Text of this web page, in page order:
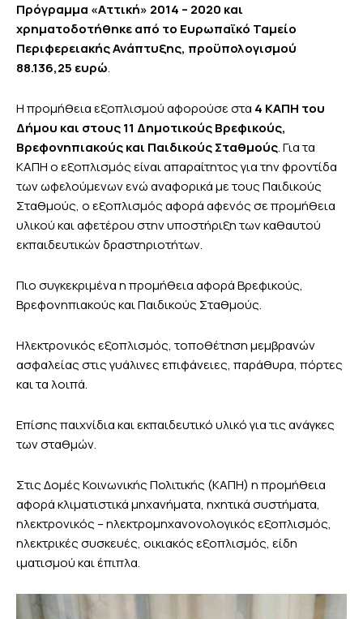
Πρόγραμμα «Αττική» 2014 – 2020 και
χρηματοδοτήθηκε από το Ευρωπαϊκό Ταμείο
Περιφερειακής Ανάπτυξης, προϋπολογισμού
88.136,25 ευρώ.
Η προμήθεια εξοπλισμού αφορούσε στα 4 ΚΑΠΗ του
Δήμου και στους 11 Δημοτικούς Βρεφικούς,
Βρεφονηπιακούς και Παιδικούς Σταθμούς. Για τα
ΚΑΠΗ ο εξοπλισμός είναι απαραίτητος για την φροντίδα
των ωφελούμενων ενώ αναφορικά με τους Παιδικούς
Σταθμούς, ο εξοπλισμός αφορά αφενός σε προμήθεια
υλικού και αφετέρου στην υποστήριξη των καθαυτού
εκπαιδευτικών δραστηριοτήτων.
Πιο συγκεκριμένα η προμήθεια αφορά Βρεφικούς,
Βρεφονηπιακούς και Παιδικούς Σταθμούς.
Ηλεκτρονικός εξοπλισμός, τοποθέτηση μεμβρανών
ασφαλείας στις γυάλινες επιφάνειες, παράθυρα, πόρτες
και τα λοιπά.
Επίσης παιχνίδια και εκπαιδευτικό υλικό για τις ανάγκες
των σταθμών.
Στις Δομές Κοινωνικής Πολιτικής (ΚΑΠΗ) η προμήθεια
αφορά κλιματιστικά μηχανήματα, ηχητικά συστήματα,
ηλεκτρονικός – ηλεκτρομηχανονολογικός εξοπλισμός,
ηλεκτρικές συσκευές, οικιακός εξοπλισμός, είδη
ιματισμού και έπιπλα.